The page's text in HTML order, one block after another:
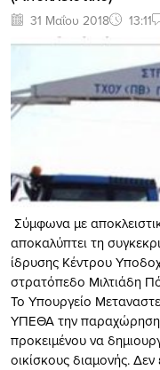
31 Μαΐου 2018 13:11
Σύμφωνα με
αποκαλύπτει τη
ίδρυσης Κέντρου
στρατόπεδο Μιλτιάδη
Το Υπουργείο
ΥΠΕΘΑ την παραχώρηση
προκειμένου να
οικίσκους διαμονής. Δεν